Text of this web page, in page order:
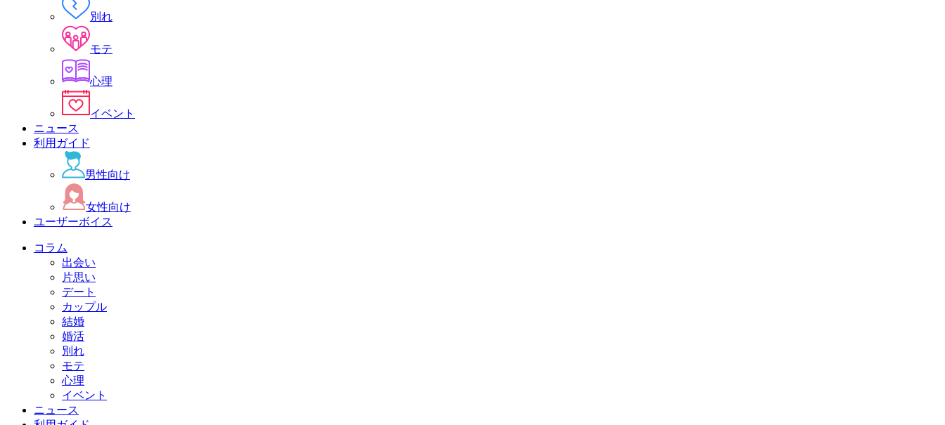
別れ
モテ
心理
イベント
ニュース
利用ガイド
男性向け
女性向け
ユーザーボイス
コラム
出会い
片思い
デート
カップル
結婚
婚活
別れ
モテ
心理
イベント
ニュース